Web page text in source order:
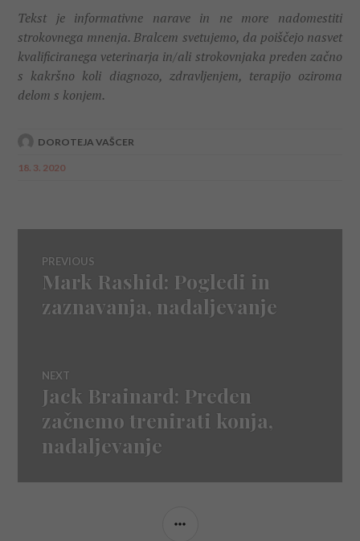
Tekst je informativne narave in ne more nadomestiti
strokovnega mnenja. Bralcem svetujemo, da poiščejo nasvet
kvalificiranega veterinarja in/ali strokovnjaka preden začno
s kakršno koli diagnozo, zdravljenjem, terapijo oziroma
delom s konjem.
DOROTEJA VAŠCER
18. 3. 2020
Navigacija
objava
PREVIOUS
Previous
Mark Rashid: Pogledi in
zaznavanja, nadaljevanje
NEXT
Next
post:
Jack Brainard: Preden
začnemo trenirati konja,
nadaljevanje